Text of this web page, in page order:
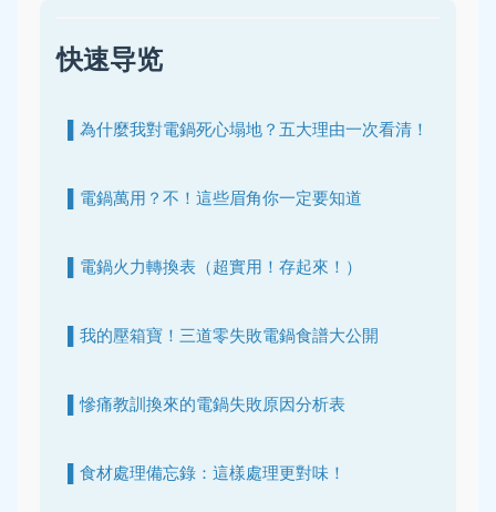
快速导览
▌為什麼我對電鍋死心塌地？五大理由一次看清！
▌電鍋萬用？不！這些眉角你一定要知道
▌電鍋火力轉換表（超實用！存起來！）
▌我的壓箱寶！三道零失敗電鍋食譜大公開
▌慘痛教訓換來的電鍋失敗原因分析表
▌食材處理備忘錄：這樣處理更對味！